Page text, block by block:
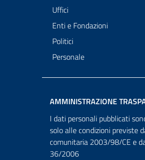
Uffici
Enti e Fondazioni
Politici
Personale
AMMINISTRAZIONE
I dati personali pubblicati
solo alle condizioni previste
comunitaria 2003/98/CE e
36/2006